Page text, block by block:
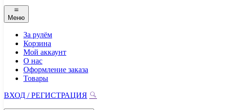
Меню
За рулём
Корзина
Мой аккаунт
О нас
Оформление заказа
Товары
ВХОД / РЕГИСТРАЦИЯ